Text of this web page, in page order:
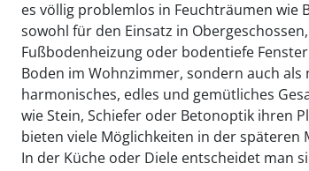
es völlig problemlos in Feuchträumen wie
sowohl für den Einsatz in
Fußbodenheizung oder bodentiefe
Boden im Wohnzimmer, sondern auch
harmonisches, edles und gemütliches
wie Stein, Schiefer oder Betonoptik ihren
bieten viele Möglichkeiten in der
In der Küche oder Diele entscheidet man